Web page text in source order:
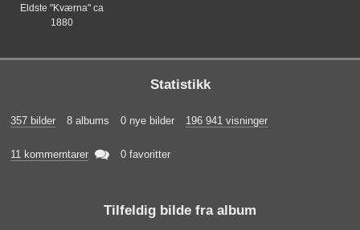
Eldste "Kværna" ca
1880
Statistikk
357 bilder 8 albums 0 nye bilder 196 941 visninger
11 kommerntarer  0 favoritter
Tilfeldig bilde fra album